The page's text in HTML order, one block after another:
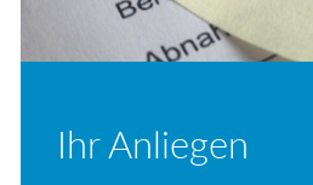
Ihr Anliegen